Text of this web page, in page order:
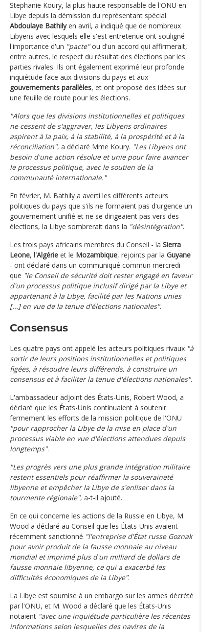
Stephanie Koury, la plus haute responsable de l'ONU en
Libye depuis la démission du représentant spécial
Abdoulaye Bathilyen avril, a indiqué que de nombreux
Libyens avec lesquels elle s'est entretenue ont souligné
l'importance d'un "pacte"ou d'un accord qui affirmerait,
entre autres, le respect du résultat des élections par les
parties rivales. Ils ont également exprimé leur profonde
inquiétude face aux divisions du pays et aux
gouvernements parallèles, et ont proposé des idées sur
une feuille de route pour les élections.
"Alors que les divisions institutionnelles et politiques
ne cessent de s'aggraver, les Libyens ordinaires
aspirent à la paix, à la stabilité, à la prospérité et à la
réconciliation", a déclaré Mme Koury. "Les Libyens ont
besoin d'une action résolue et unie pour faire avancer
le processus politique, avec le soutien de la
communauté internationale."
En février, M. Bathily a averti les différents acteurs
politiques du pays que s'ils ne formaient pas d'urgence un
gouvernement unifié et ne se dirigeaient pas vers des
élections, la Libye sombrerait dans la "désintégration".
Les trois pays africains membres du Conseil - la Sierra
Leone, l'Algérie et le Mozambique, rejoints par la Guyane
- ont déclaré dans un communiqué commun mercredi
que "le Conseil de sécurité doit rester engagé en faveur
d'un processus politique inclusif dirigé par la Libye et
appartenant à la Libye, facilité par les Nations unies
[...] en vue de la tenue d'élections nationales".
Consensus
Les quatre pays ont appelé les acteurs politiques rivaux "à
sortir de leurs positions institutionnelles et politiques
figées, à résoudre leurs différends, à construire un
consensus et à faciliter la tenue d'élections nationales".
L'ambassadeur adjoint des États-Unis, Robert Wood, a
déclaré que les États-Unis continuaient à soutenir
fermement les efforts de la mission politique de l'ONU
"pour rapprocher la Libye de la mise en place d'un
processus viable en vue d'élections attendues depuis
longtemps".
"Les progrès vers une plus grande intégration militaire
restent essentiels pour réaffirmer la souveraineté
libyenne et empêcher la Libye de s'enliser dans la
tourmente régionale", a-t-il ajouté.
En ce qui concerne les actions de la Russie en Libye, M.
Wood a déclaré au Conseil que les États-Unis avaient
récemment sanctionné "l'entreprise d'État russe Goznak
pour avoir produit de la fausse monnaie au niveau
mondial et imprimé plus d'un milliard de dollars de
fausse monnaie libyenne, ce qui a exacerbé les
difficultés économiques de la Libye".
La Libye est soumise à un embargo sur les armes décrété
par l'ONU, et M. Wood a déclaré que les États-Unis
notaient "avec une inquiétude particulière les récentes
informations selon lesquelles des navires de la